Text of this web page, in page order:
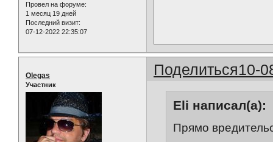
Провел на форуме:
1 месяц 19 дней
Последний визит:
07-12-2022 22:35:07
Поделиться10-
Olegas
Участник
Eli написал(а):
Прямо